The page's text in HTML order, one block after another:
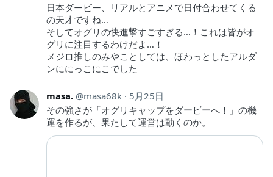
日本ダービー、リアルとアニメで日付合わせてくる
の天才ですね…
そしてオグリの快進撃すごすぎる…！これは皆がオ
グリに注目するわけだよ…！
メジロ推しのみやことしては、ほわっとしたアルダ
ンににっこにこでした
masa. masa68k
5月25日
その強さが「オグリキャップをダービーへ！」の機
運を作るが、果たして運営は動くのか。